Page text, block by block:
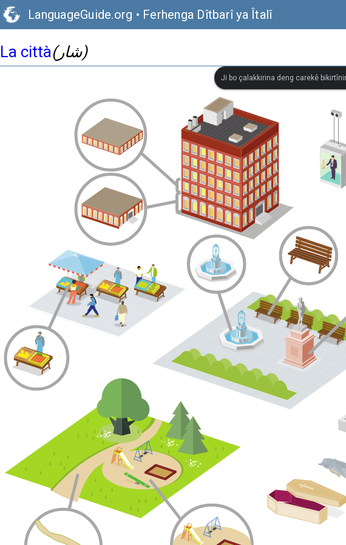
LanguageGuide.org • Ferhenga Dîtbarî ya Îtalî
La città (شار)
Ji bo çalakkirina deng carekê